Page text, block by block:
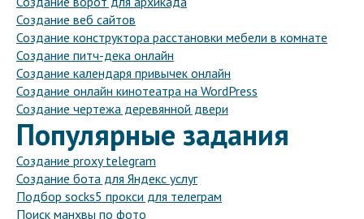
Создание веб сайтов
Создание конструктора расстановки мебели в комнате
Создание питч-дека онлайн
Создание календаря привычек онлайн
Создание онлайн кинотеатра на WordPress
Создание чертежа деревянной двери
Популярные задания
Создание proxy telegram
Создание бота для Яндекс услуг
Подбор socks5 прокси для телеграм
Поиск манхвы по фото